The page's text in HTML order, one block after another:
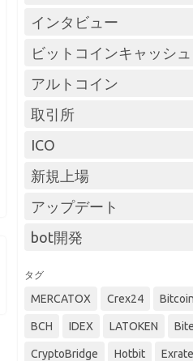
インタビュー
ビットコインキャッシュ
アルトコイン
取引所
ICO
新規上場
アップデート
bot開発
タグ
MERCATOX Crex24
BCH IDEX LATOKEN
CryptoBridge Hotbit